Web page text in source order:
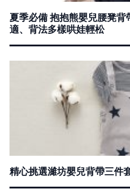
夏季必備 抱抱熊嬰兒腰凳
適、背法多樣哄娃輕松
精心挑選濰坊嬰兒背帶三件